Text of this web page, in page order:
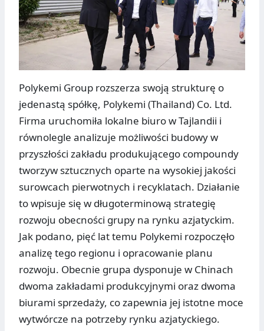
Polykemi Group rozszerza swoją strukturę o
jedenastą spółkę, Polykemi (Thailand) Co. Ltd.
Firma uruchomiła lokalne biuro w Tajlandii i
równolegle analizuje możliwości budowy w
przyszłości zakładu produkującego compoundy
tworzyw sztucznych oparte na wysokiej jakości
surowcach pierwotnych i recyklatach. Działanie
to wpisuje się w długoterminową strategię
rozwoju obecności grupy na rynku azjatyckim.
Jak podano, pięć lat temu Polykemi rozpoczęło
analizę tego regionu i opracowanie planu
rozwoju. Obecnie grupa dysponuje w Chinach
dwoma zakładami produkcyjnymi oraz dwoma
biurami sprzedaży, co zapewnia jej istotne moce
wytwórcze na potrzeby rynku azjatyckiego.